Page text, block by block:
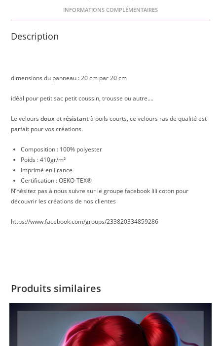
INFORMATIONS COMPLÉMENTAIRES
Description
dimensions du panneau : 20 cm par 20 cm
idéal pour petit sac petit coussin, trousse ou autre….
Le veloursdouxet résistantà poils courts, ce velours ras de qualité est
parfait pour vos créations.
Composition : 100% polyester
Poids : 410gr/m²
Imprimé en France
Certification : OEKO-TEX®
N’hésitez pas à nous suivre sur le groupe facebook lili coton pour
découvrir les créations de nos clientes
https://www.facebook.com/groups/233820334859286
Produits similaires